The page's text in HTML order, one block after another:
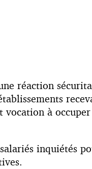
réaction
à
inquiétés